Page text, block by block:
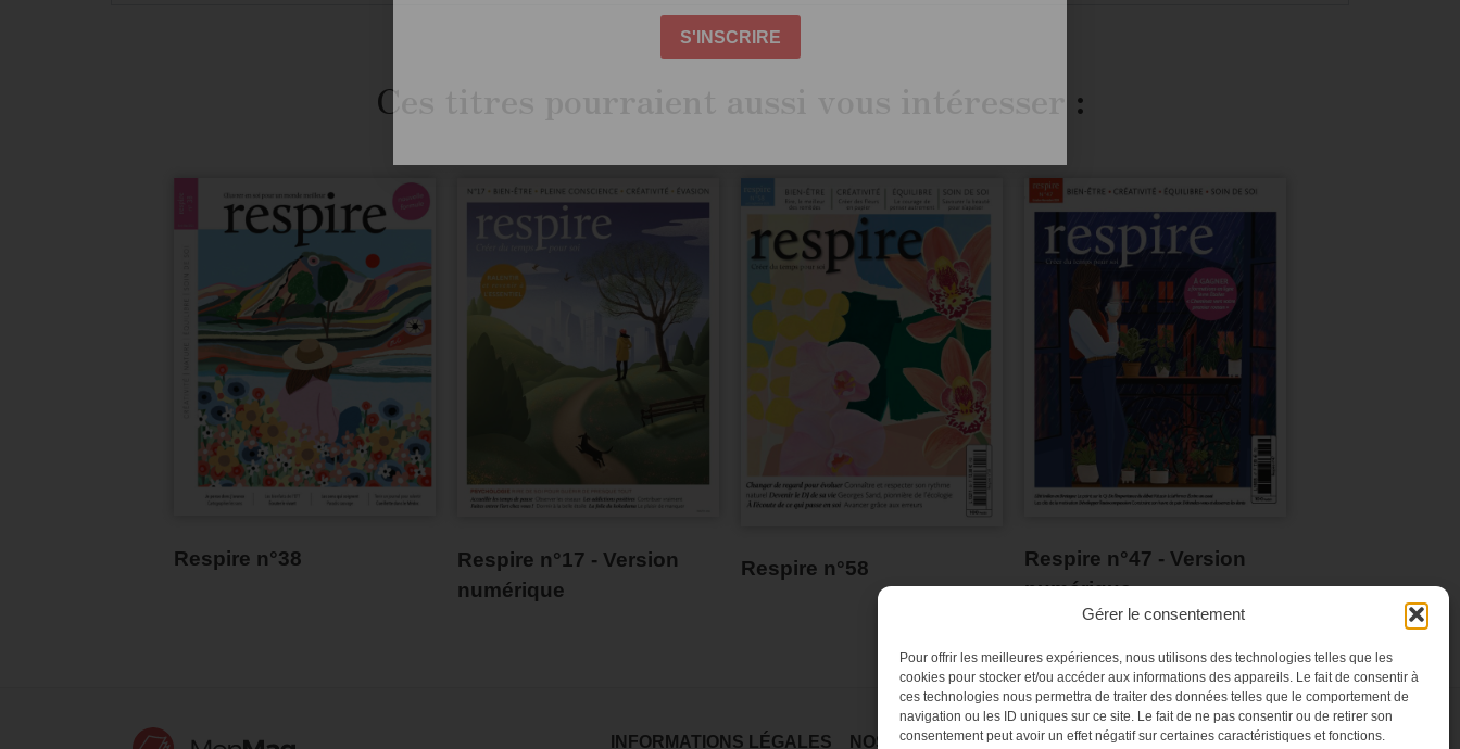
Gérer le consentement
Pour offrir les meilleures expériences, nous utilisons des technologies telles que les
cookies pour stocker et/ou accéder aux informations des appareils. Le fait de consentir à
ces technologies nous permettra de traiter des données telles que le comportement de
navigation ou les ID uniques sur ce site. Le fait de ne pas consentir ou de retirer son
consentement peut avoir un effet négatif sur certaines caractéristiques et fonctions.
Ces titres pourraient aussi vous intéresser :
Respire n°38
Respire n°17 - Version
numérique
Respire n°58
Respire n°47 - Version
numérique
INFORMATIONS LÉGALES NOS MAGAZINES CONTACT